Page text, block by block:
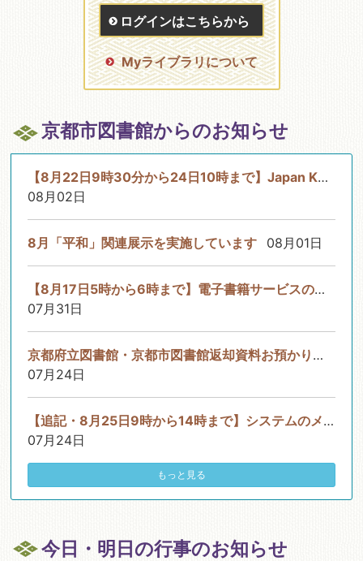
ログインはこちらから
Myライブラリについて
京都市図書館からのお知らせ
【8月22日9時30分から24日10時まで】Japan Knowledge Libのサービ...
08月02日
8月「平和」関連展示を実施しています 08月01日
【8月17日5時から6時まで】電子書籍サービスのシステムメンテナン...
07月31日
京都府立図書館・京都市図書館返却資料お預かりサービスについて
07月24日
【追記・8月25日9時から14時まで】システムのメンテナンスについて
07月24日
もっと見る
今日・明日の行事のお知らせ